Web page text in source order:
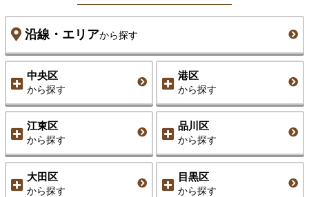
沿線・エリアから探す
中央区
から探す
港区
から探す
江東区
から探す
品川区
から探す
大田区
から探す
目黒区
から探す